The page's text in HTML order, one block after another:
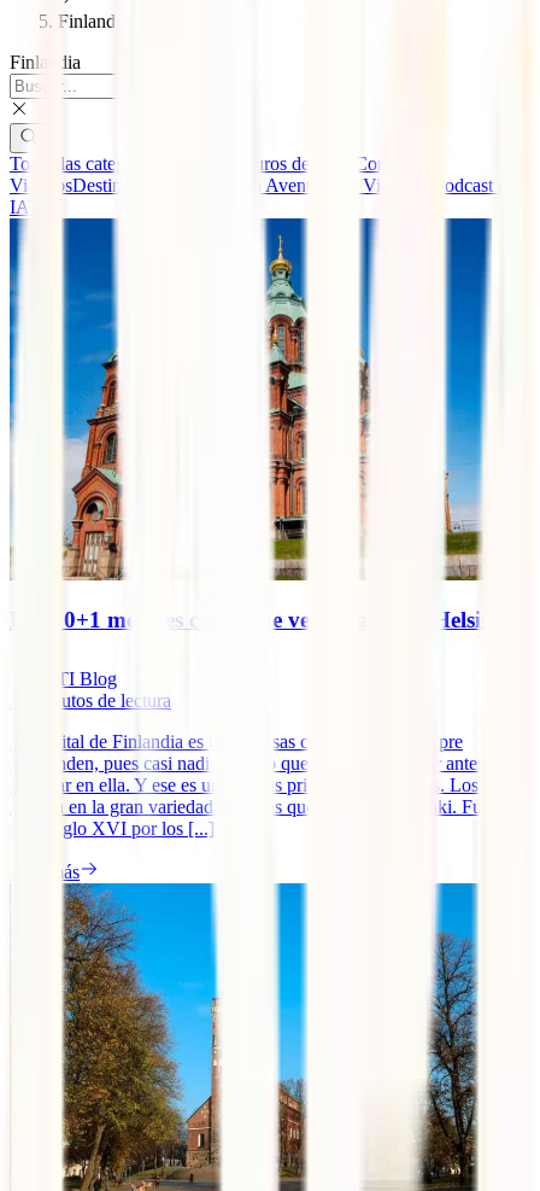
Finlandia
Finlandia
Todas las categorías Guías y Seguros de Viaje
Consejos
ViajerosDestinos
La Aventura de Viajar, el podcast de
IATI
Las 10+1 mejores cosas que ver y hacer en Helsinki
IATI Blog
minutos de lectura
La capital de Finlandia es una de esas ciudades que siempre
sorprenden, pues casi nadie sabe lo que se va a encontrar antes de
aterrizar en ella. Y ese es uno de sus principales encantos. Los otros
residen en la gran variedad de cosas que hacer en Helsinki. Fundada
en el siglo XVI por los [...]
Leer más